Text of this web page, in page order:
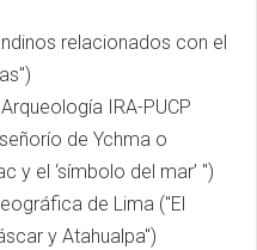
relacionados con el
IRA-PUCP
de Ychma o
y el ‘símbolo del mar’ ")
de Lima ("El
y Atahualpa")